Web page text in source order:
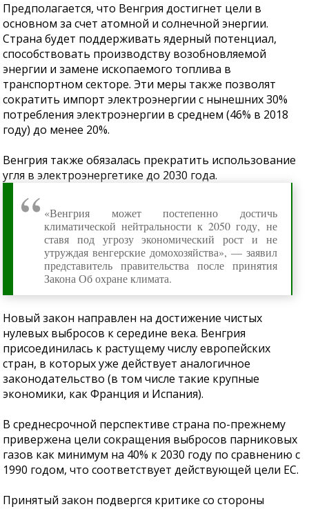
Предполагается, что Венгрия достигнет цели в
основном за счет атомной и солнечной энергии.
Страна будет поддерживать ядерный потенциал,
способствовать производству возобновляемой
энергии и замене ископаемого топлива в
транспортном секторе. Эти меры также позволят
сократить импорт электроэнергии с нынешних 30%
потребления электроэнергии в среднем (46% в 2018
году) до менее 20%.
Венгрия также обязалась прекратить использование
угля в электроэнергетике до 2030 года.
«Венгрия может постепенно достичь
климатической нейтральности к 2050 году, не
ставя под угрозу экономический рост и не
утруждая венгерские домохозяйства», — заявил
представитель правительства после принятия
Закона Об охране климата.
Новый закон направлен на достижение чистых
нулевых выбросов к середине века. Венгрия
присоединилась к растущему числу европейских
стран, в которых уже действует аналогичное
законодательство (в том числе такие крупные
экономики, как Франция и Испания).
В среднесрочной перспективе страна по-прежнему
привержена цели сокращения выбросов парниковых
газов как минимум на 40% к 2030 году по сравнению с
1990 годом, что соответствует действующей цели ЕС.
Принятый закон подвергся критике со стороны